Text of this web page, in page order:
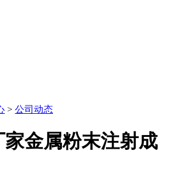
> 公司动态
金属粉末注射成